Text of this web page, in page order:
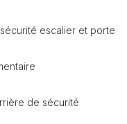
escalier et porte
de sécurité